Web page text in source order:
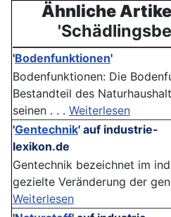
Ähnliche
'Bodenfunktionen'
Bodenfunktionen: Die
Bestandteil des
seinen . . . Weiterlesen
'Gentechnik' auf industrie-
lexikon.de
Gentechnik bezeichnet im
gezielte Veränderung der
Weiterlesen